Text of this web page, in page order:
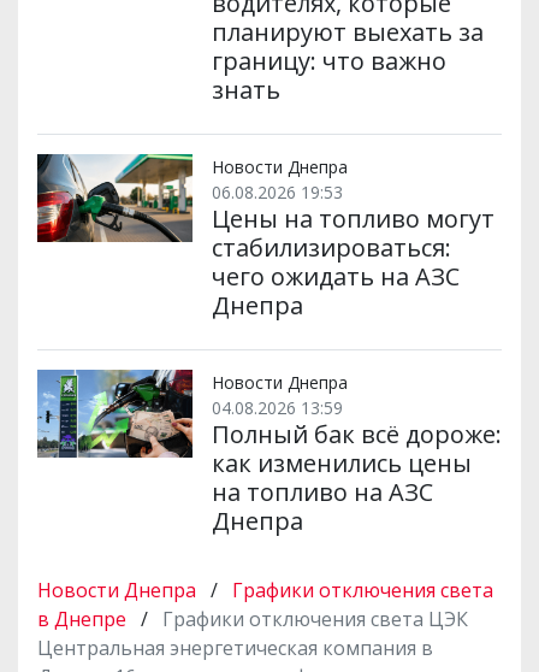
планируют выехать за
границу: что важно
знать
Новости Днепра
06.08.2026 19:53
Цены на топливо могут
стабилизироваться:
чего ожидать на АЗС
Днепра
Новости Днепра
04.08.2026 13:59
Полный бак всё дороже:
как изменились цены
на топливо на АЗС
Днепра
Новости Днепра / Графики отключения света
в Днепре / Графики отключения света ЦЭК
Центральная энергетическая компания в